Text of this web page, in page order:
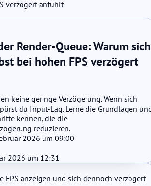
verzögert anfühlt
Render-Queue: Warum sich
bei hohen FPS verzögert
keine geringe Verzögerung. Wenn sich
du Input-Lag. Lerne die Grundlagen
kennen, die die
reduzieren.
2026 um 09:00
2026 um 12:31
FPS anzeigen und sich dennoch verzögert